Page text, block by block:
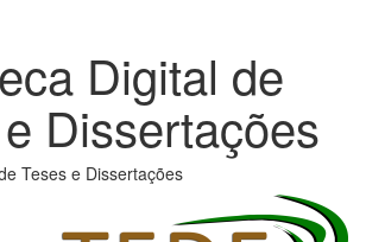
Digital de
Dissertações
Teses e Dissertações